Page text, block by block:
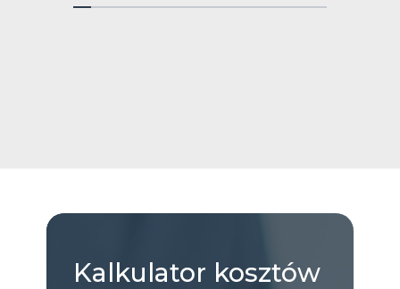
Kalkulator kosztów